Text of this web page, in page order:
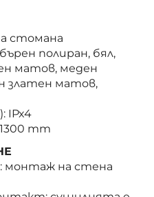
стомана
полиран, бял,
матов, меден
златен матов,
IPx4
mm
монтаж на стена